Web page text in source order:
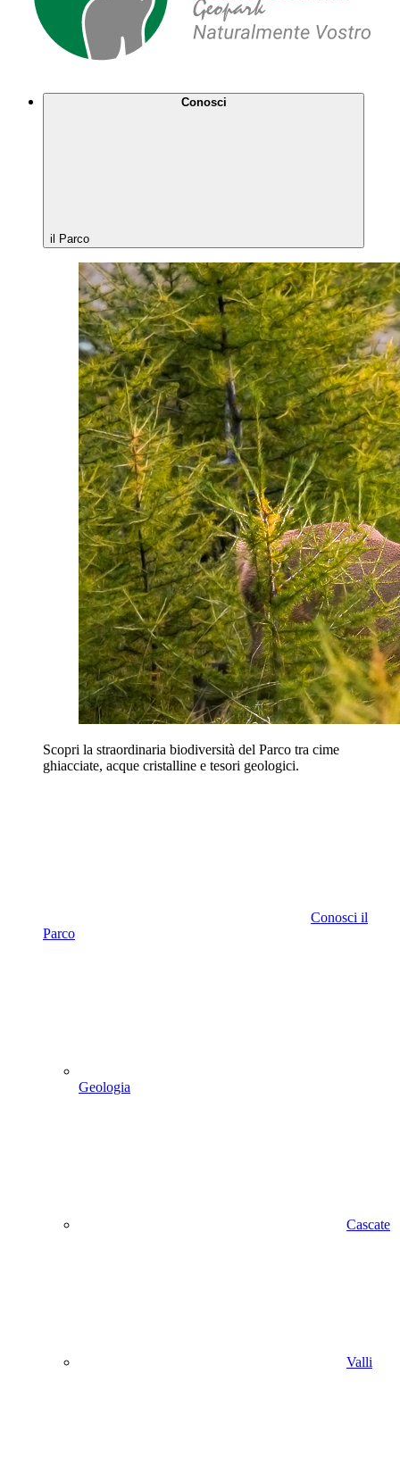
Conosci
il Parco
Scopri la straordinaria biodiversità del Parco tra cime
ghiacciate, acque cristalline e tesori geologici.
Conosci il
Parco
Geologia
Cascate
Valli